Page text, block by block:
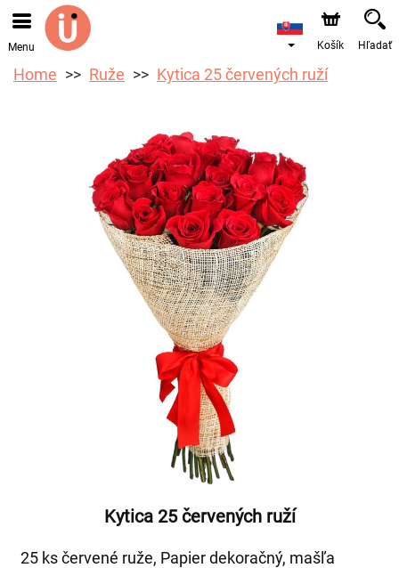
Objednávky prijímame prostredníctvom nášho e-shopu.
Najskorší možný termín doručenia je od 10.8.2026 z
Menu Košík Hľadať
Home Ruže Kytica 25 červených ruží
Kytica 25 červených ruží
25 ks červené ruže, Papier dekoračný, mašľa